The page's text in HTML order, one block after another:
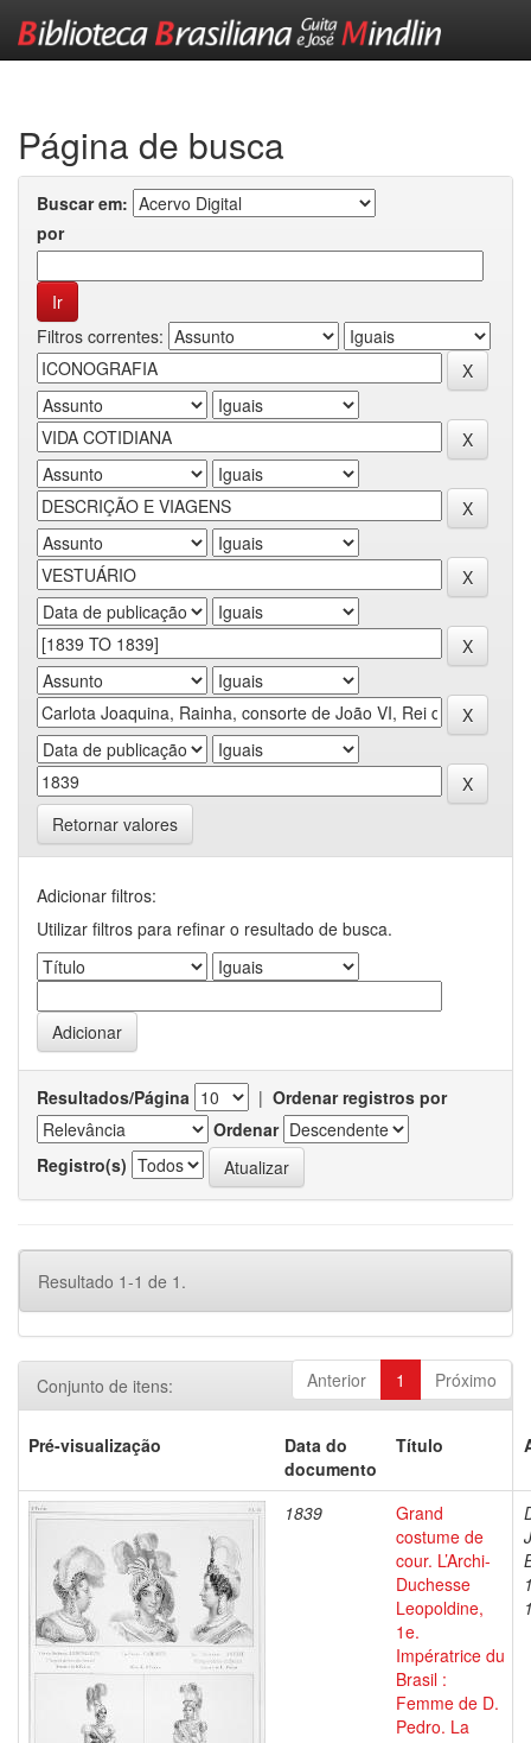
Página de busca
Buscar em:
por
Filtros correntes:
Retornar valores
Adicionar filtros:
Utilizar filtros para refinar o resultado de busca.
Resultados/Página | Ordenar registros por
Ordenar
Registro(s)
Resultado 1-1 de 1.
Anterior 1 Próximo
Conjunto de itens:
Pré-visualização
Data do
documento
Título
1839
Grand
costume de
cour. L’Archi-
Duchesse
Leopoldine,
1e.
Impératrice du
Brasil :
Femme de D.
Pedro. La